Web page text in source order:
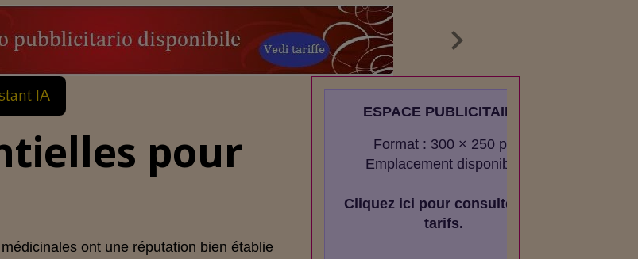
IA
pour
ont une réputation bien établie
ESPACE PUBLICITAIRE
Format : 300 × 250 px
Emplacement disponible
Cliquez ici pour consulter les
tarifs.